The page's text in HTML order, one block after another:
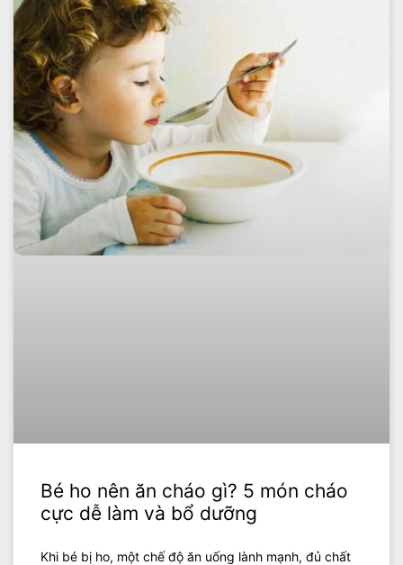
Bé ho nên ăn cháo gì? 5 món cháo
cực dễ làm và bổ dưỡng
Khi bé bị ho, một chế độ ăn uống lành mạnh, đủ chất